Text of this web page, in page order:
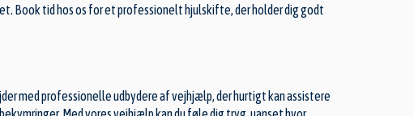
Book tid hos os for et professionelt hjulskifte, der holder dig godt
med professionelle udbydere af vejhjælp, der hurtigt kan assistere